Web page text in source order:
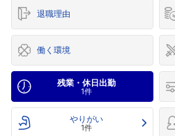
退職理由
働く環境
残業・休日出勤
1件
やりがい
1件